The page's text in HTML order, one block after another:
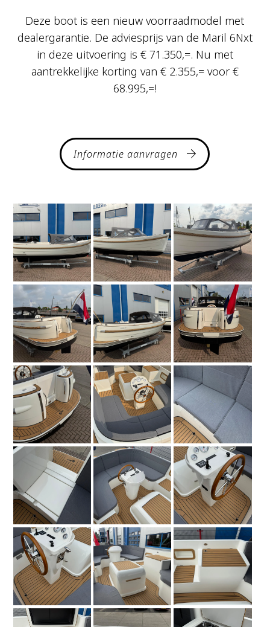
Deze boot is een nieuw voorraadmodel met
dealergarantie. De adviesprijs van de Maril 6Nxt
in deze uitvoering is € 71.350,=. Nu met
aantrekkelijke korting van € 2.355,= voor €
68.995,=!
Informatie aanvragen